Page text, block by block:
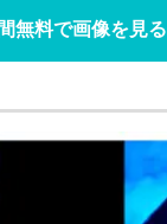
無料で画像を見る